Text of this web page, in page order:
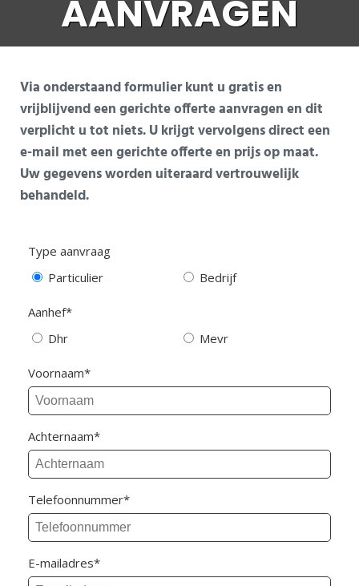
AANVRAGEN
Via onderstaand formulier kunt u gratis en
vrijblijvend een gerichte offerte aanvragen en dit
verplicht u tot niets. U krijgt vervolgens direct een
e-mail met een gerichte offerte en prijs op maat.
Uw gegevens worden uiteraard vertrouwelijk
behandeld.